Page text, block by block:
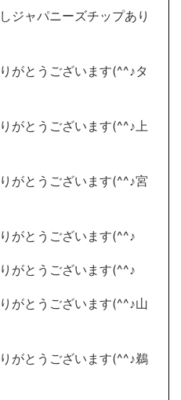
ジャパニーズチップあり
がとうございます(^^♪タ
がとうございます(^^♪上
がとうございます(^^♪宮
がとうございます(^^♪
がとうございます(^^♪
がとうございます(^^♪山
がとうございます(^^♪鵜